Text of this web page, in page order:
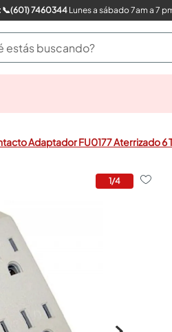
COMPRA CON UN EXPERTO: 📞(601) 7460344Lunes a sábado 7am a 7
buscando?
Adaptador FU0177 Aterrizado 6
1/4
closet